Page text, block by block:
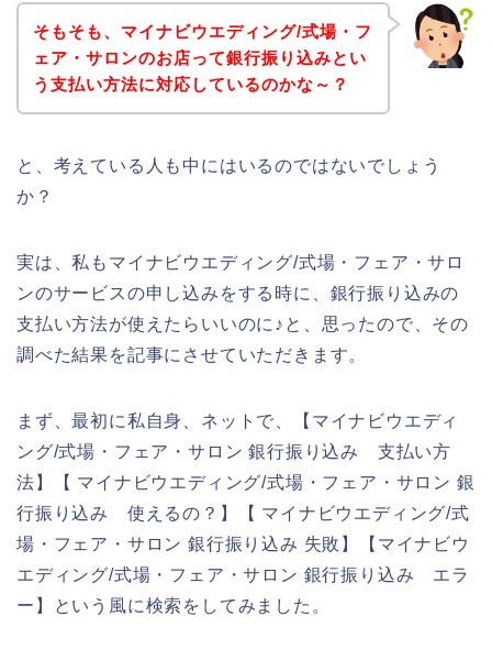
そもそも、マイナビウエディング/式場・フ
ェア・サロンのお店って銀行振り込みとい
う支払い方法に対応しているのかな～？
と、考えている人も中にはいるのではないでしょう
か？
実は、私もマイナビウエディング/式場・フェア・サロ
ンのサービスの申し込みをする時に、銀行振り込みの
支払い方法が使えたらいいのに♪と、思ったので、その
調べた結果を記事にさせていただきます。
まず、最初に私自身、ネットで、【マイナビウエディ
ング/式場・フェア・サロン 銀行振り込み 支払い方
法】【 マイナビウエディング/式場・フェア・サロン 銀
行振り込み 使えるの？】【 マイナビウエディング/式
場・フェア・サロン 銀行振り込み 失敗】【マイナビウ
エディング/式場・フェア・サロン 銀行振り込み エラ
ー】という風に検索をしてみました。